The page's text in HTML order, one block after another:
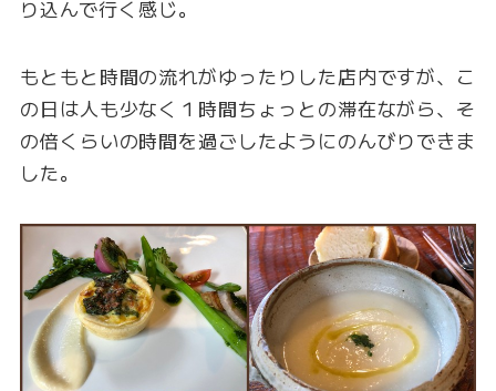
り込んで行く感じ。
もともと時間の流れがゆったりした店内ですが、こ
の日は人も少なく１時間ちょっとの滞在ながら、そ
の倍くらいの時間を過ごしたようにのんびりできま
した。